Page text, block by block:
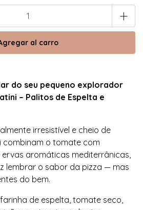
+
do seu pequeno explorador
– Palitos de Espelta e
irresistível e cheio de
combinam o tomate com
ervas aromáticas mediterrânicas,
lembrar o sabor da pizza — mas
do bem.
de espelta, tomate seco,